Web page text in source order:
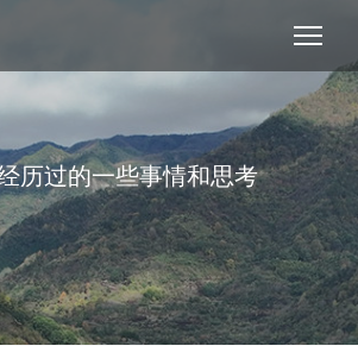
历过的一些事情和思考